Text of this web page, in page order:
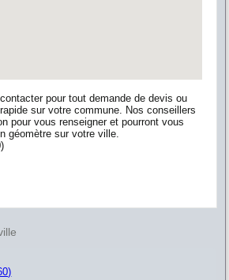
pour tout demande de devis ou
sur votre commune. Nos conseillers
pour vous renseigner et pourront vous
géomètre sur votre ville.
)